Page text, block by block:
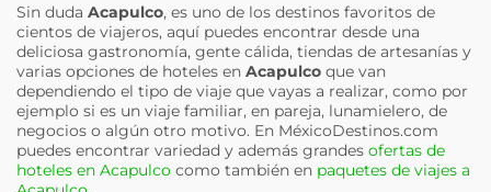
Sin duda Acapulco, es uno de los destinos favoritos de
cientos de viajeros, aquí puedes encontrar desde una
deliciosa gastronomía, gente cálida, tiendas de artesanías y
varias opciones de hoteles en Acapulco que van
dependiendo el tipo de viaje que vayas a realizar, como por
ejemplo si es un viaje familiar, en pareja, lunamielero, de
negocios o algún otro motivo. En MéxicoDestinos.com
puedes encontrar variedad y además grandes ofertas de
hoteles en Acapulco como también en paquetes de viajes a